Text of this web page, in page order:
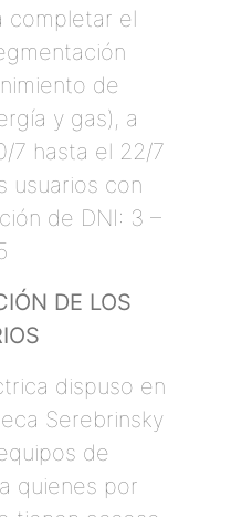
completar el
de
y gas), a
7 hasta el 22/7
usuarios con
de DNI: 3 –
DE LOS
dispuso en
Serebrinsky
de
quienes por